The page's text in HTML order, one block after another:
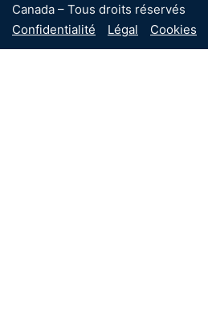
Canada – Tous droits réservés
Confidentialité
Légal Cookies